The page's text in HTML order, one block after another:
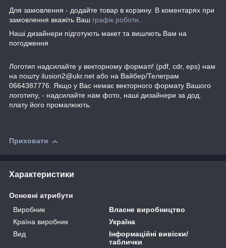
Для замовлення - додайте товар в корзину. В коментарях при
замовлення вкажіть Ваш графік роботи
Наші дизайнери підготують макет та вишлють Вам на
погодження
Логотип надсилайте у векторному форматі! (pdf, cdr, eps) нам
на пошту ilusion2@ukr.net або на Вайбер/Телеграм
0664387776. Якщо у Вас немає векторного формату Вашого
логотипу, - надсилайте нам фото, наші дизайнери за дод.
плату його промалюють.
Приховати
Характеристики
Основні атрибути
Виробник
Власне виробництво
Країна виробник
Україна
Вид
Інформаційні вивіски/
таблички